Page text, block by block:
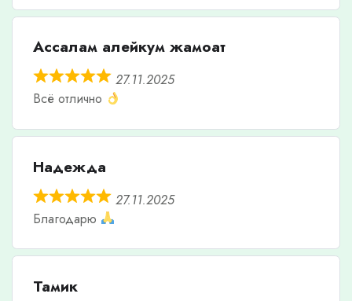
Ассалам алейкум жамоат
27.11.2025
Всё отлично
Надежда
27.11.2025
Благодарю
Тамик